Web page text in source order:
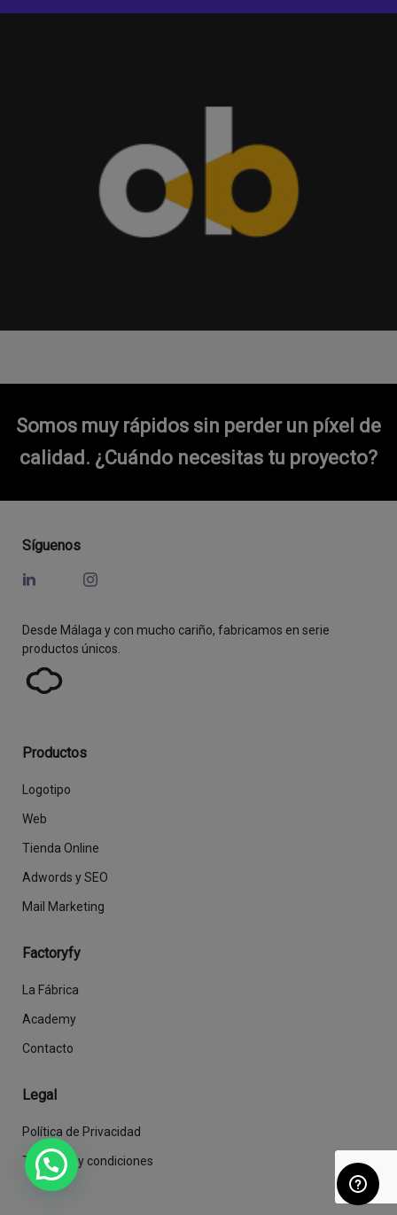
Somos muy rápidos sin perder un píxel de
calidad. ¿Cuándo necesitas tu proyecto?
Síguenos
Desde Málaga y con mucho cariño, fabricamos en serie
productos únicos.
Productos
Logotipo
Web
Tienda Online
Adwords y SEO
Mail Marketing
Factoryfy
La Fábrica
Academy
Contacto
Legal
Política de Privacidad
Términos y condiciones